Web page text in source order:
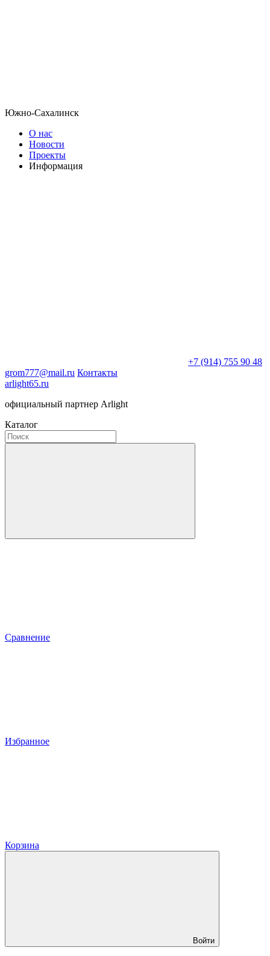
Южно-Сахалинск
О нас
Новости
Проекты
Информация
+7 (914) 755 90 48
grom777@mail.ru Контакты
arlight65.ru
официальный партнер Arlight
Каталог
Сравнение
Избранное
Корзина
Войти